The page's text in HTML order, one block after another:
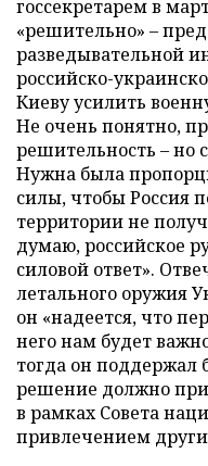
госсекретарем в
«решительно» –
разведывательной
российско-
Киеву усилить
Не очень понятно,
решительность – но
Нужна была
силы, чтобы Россия
территории не
думаю, российское
силовой ответ».
летального оружия
он «надеется, что
него нам будет
тогда он поддержал
решение должно
в рамках Совета
привлечением